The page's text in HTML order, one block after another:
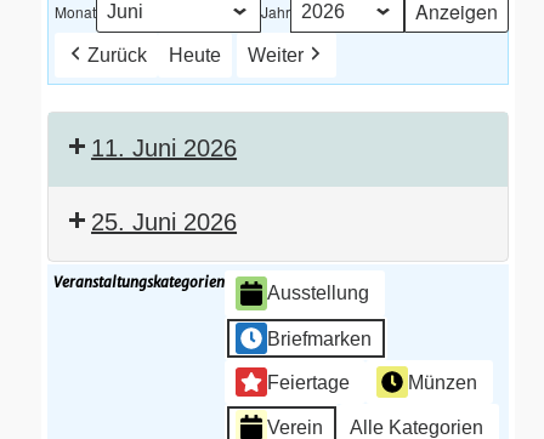
Monat Jahr
Zurück Heute Weiter
11. Juni 2026
25. Juni 2026
Veranstaltungskategorien
Ausstellung
Briefmarken
Feiertage Münzen
Verein Alle Kategorien